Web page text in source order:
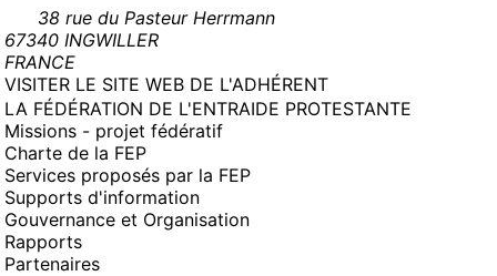
38 rue du Pasteur Herrmann
67340 INGWILLER
FRANCE
VISITER LE SITE WEB DE L'ADHÉRENT(NOUVELLE
FENÊTRE)
LA FÉDÉRATION DE L'ENTRAIDE PROTESTANTE
Missions - projet fédératif
Charte de la FEP
Services proposés par la FEP
Supports d'information
Gouvernance et Organisation
Rapports
Partenaires